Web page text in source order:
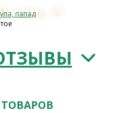
с 1993 г. ≡
папад